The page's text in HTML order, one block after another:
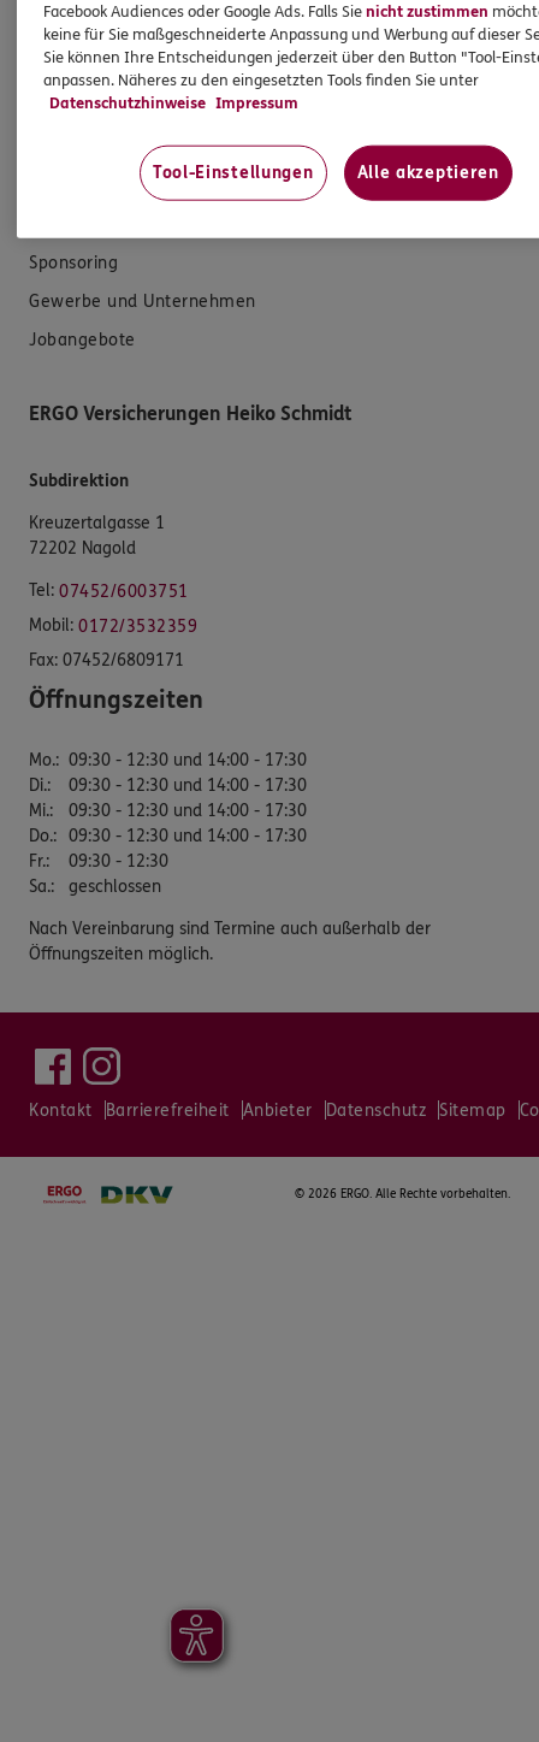
EU-Offenlegungsvereinbarung
Datenverarbeitung
Unsere Agentur
Sponsoring
Gewerbe und Unternehmen
Jobangebote
ERGO Versicherungen Heiko Schmidt
Subdirektion
Kreuzertalgasse 1
72202 Nagold
Tel: 07452/6003751
Mobil: 0172/3532359
Fax: 07452/6809171
Öffnungszeiten
Mo.: 09:30 - 12:30 und 14:00 - 17:30
Di.:
09:30 - 12:30 und 14:00 - 17:30
Mi.:
09:30 - 12:30 und 14:00 - 17:30
Do.: 09:30 - 12:30 und 14:00 - 17:30
Fr.:
09:30 - 12:30
Sa.: geschlossen
Nach Vereinbarung sind Termine auch außerhalb der
Öffnungszeiten möglich.
Kontakt Barrierefreiheit Anbieter Datenschutz Sitemap
© 2026 ERGO. Alle Rechte vorbehalten.
Facebook Audiences oder Google Ads. Falls Sienicht zustimmen
keine für Sie maßgeschneiderte Anpassung und Werbung auf dieser
Sie können Ihre Entscheidungen jederzeit über den Button "Tool-
anpassen. Näheres zu den eingesetzten Tools finden Sie unter
Datenschutzhinweise Impressum
Tool-Einstellungen Alle akzeptieren